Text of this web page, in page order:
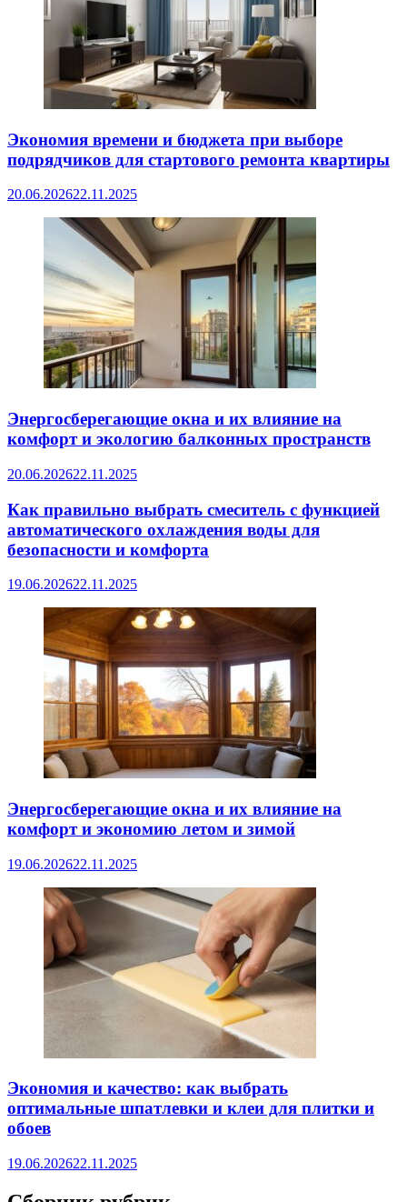
Экономия времени и бюджета при выборе
подрядчиков для стартового ремонта квартиры
20.06.202622.11.2025
Энергосберегающие окна и их влияние на
комфорт и экологию балконных пространств
20.06.202622.11.2025
Как правильно выбрать смеситель с функцией
автоматического охлаждения воды для
безопасности и комфорта
19.06.202622.11.2025
Энергосберегающие окна и их влияние на
комфорт и экономию летом и зимой
19.06.202622.11.2025
Экономия и качество: как выбрать
оптимальные шпатлевки и клеи для плитки и
обоев
19.06.202622.11.2025